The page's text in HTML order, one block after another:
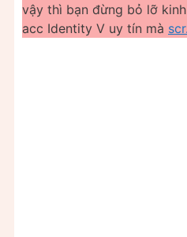
vậy thì bạn đừng bỏ lỡ
acc Identity V uy tín mà